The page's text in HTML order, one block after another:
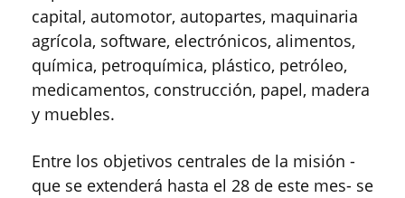
capital, automotor, autopartes, maquinaria
agrícola, software, electrónicos, alimentos,
química, petroquímica, plástico, petróleo,
medicamentos, construcción, papel, madera
y muebles.
Entre los objetivos centrales de la misión -
que se extenderá hasta el 28 de este mes- se